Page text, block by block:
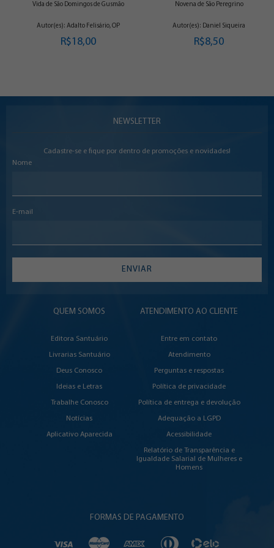
Vida de São Domingos de Gusmão
Autor(es): Adalto Felisário, OP
R$18,00
Novena de São Peregrino
Autor(es): Daniel Siqueira
R$8,50
NEWSLETTER
Cadastre-se e fique por dentro de promoções e novidades!
Nome
E-mail
ENVIAR
QUEM SOMOS
Editora Santuário
Livrarias Santuário
Deus Conosco
Ideias e Letras
Trabalhe Conosco
Notícias
Aplicativo Aparecida
ATENDIMENTO AO CLIENTE
Entre em contato
Atendimento
Perguntas e respostas
Política de privacidade
Política de entrega e devolução
Adequação a LGPD
Acessibilidade
Relatório de Transparência e
Igualdade Salarial de Mulheres e
Homens
FORMAS DE PAGAMENTO